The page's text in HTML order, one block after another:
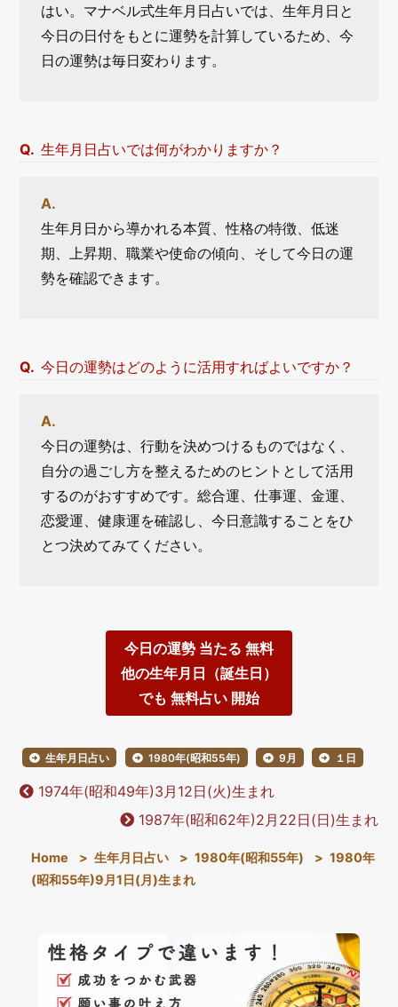
はい。マナベル式生年月日占いでは、生年月日と
今日の日付をもとに運勢を計算しているため、今
日の運勢は毎日変わります。
生年月日占いでは何がわかりますか？
生年月日から導かれる本質、性格の特徴、低迷
期、上昇期、職業や使命の傾向、そして今日の運
勢を確認できます。
今日の運勢はどのように活用すればよいですか？
今日の運勢は、行動を決めつけるものではなく、
自分の過ごし方を整えるためのヒントとして活用
するのがおすすめです。総合運、仕事運、金運、
恋愛運、健康運を確認し、今日意識することをひ
とつ決めてみてください。
今日の運勢 当たる 無料
他の生年月日（誕生日）
でも 無料占い 開始
生年月日占い 1980年(昭和55年) 9月 １日
1974年(昭和49年)3月12日(火)生まれ
1987年(昭和62年)2月22日(日)生まれ
Home > 生年月日占い > 1980年(昭和55年) > 1980年
(昭和55年)9月1日(月)生まれ